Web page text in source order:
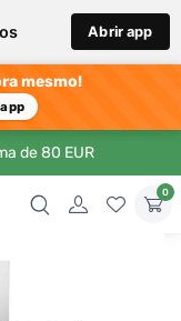
Abrir app
mesmo!
de 80 EUR
0